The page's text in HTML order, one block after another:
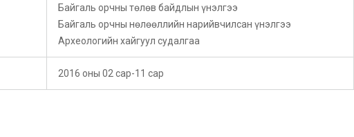
Байгаль орчны төлөв байдлын үнэлгээ
Байгаль орчны нөлөөллийн нарийвчилсан үнэлгээ
Археологийн хайгуул судалгаа
2016 оны 02 сар-11 сар